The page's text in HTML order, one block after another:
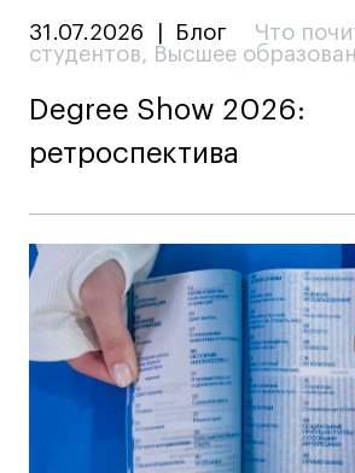
31.07.2026 Блог Что
студентов, Высшее
Degree Show 2026:
ретроспектива